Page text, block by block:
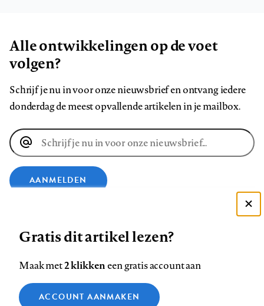
Alle ontwikkelingen op de voet
volgen?
Schrijf je nu in voor onze nieuwsbrief en ontvang iedere
donderdag de meest opvallende artikelen in je mailbox.
E-
mailadres
AANMELDEN
op
op
op
ons
op
Contact Colofon Disclaimer Privacy
Zie onze cookie policy
Gratis dit artikel lezen?
Maak met2 klikkeneen gratis account aan
ACCOUNT AANMAKEN